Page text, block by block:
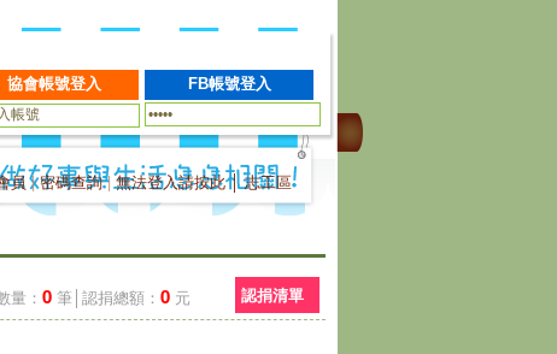
員|密碼查詢|無法登入請按此│志工區
量： 0 筆│認捐總額： 0 元 認捐清單